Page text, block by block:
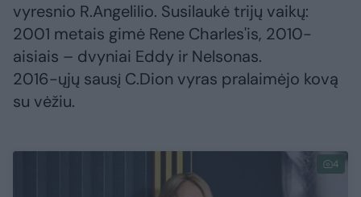
vyresnio R.Angelilio. Susilaukė trijų vaikų:
2001 metais gimė Rene Charles'is, 2010-
aisiais – dvyniai Eddy ir Nelsonas.
2016-ųjų sausį C.Dion vyras pralaimėjo kovą
su vėžiu.
4